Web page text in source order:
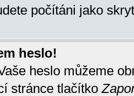
počítáni jako
heslo!
heslo můžeme
stránce tlačítko